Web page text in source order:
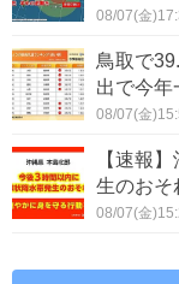
08/07(金
鳥取で
出で今年
08/07(金
【速報
生のお
08/07(金